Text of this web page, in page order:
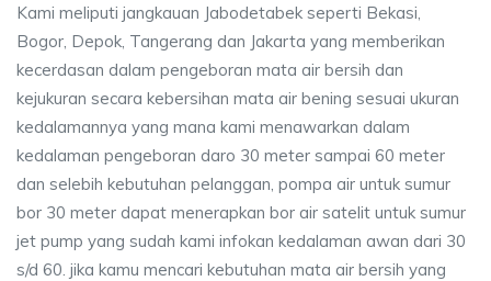
Kami meliputi jangkauan Jabodetabek seperti Bekasi,
Bogor, Depok, Tangerang dan Jakarta yang memberikan
kecerdasan dalam pengeboran mata air bersih dan
kejukuran secara kebersihan mata air bening sesuai ukuran
kedalamannya yang mana kami menawarkan dalam
kedalaman pengeboran daro 30 meter sampai 60 meter
dan selebih kebutuhan pelanggan, pompa air untuk sumur
bor 30 meter dapat menerapkan bor air satelit untuk sumur
jet pump yang sudah kami infokan kedalaman awan dari 30
s/d 60. jika kamu mencari kebutuhan mata air bersih yang